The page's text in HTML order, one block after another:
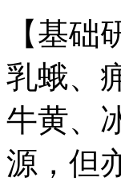
【基
乳蛾、
牛黄、
源，但